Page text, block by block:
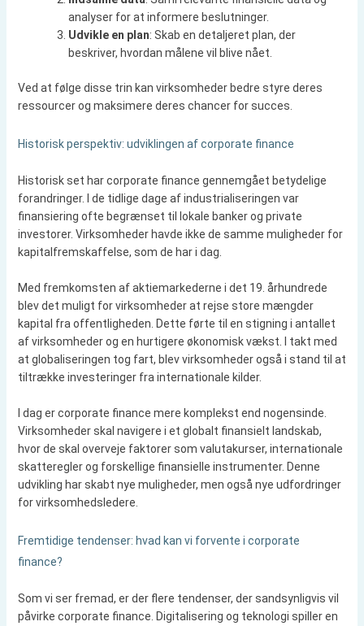
analyser for at informere beslutninger.
Udvikle en plan: Skab en detaljeret plan, der
beskriver, hvordan målene vil blive nået.
Ved at følge disse trin kan virksomheder bedre styre deres
ressourcer og maksimere deres chancer for succes.
Historisk perspektiv: udviklingen af corporate finance
Historisk set har corporate finance gennemgået betydelige
forandringer. I de tidlige dage af industrialiseringen var
finansiering ofte begrænset til lokale banker og private
investorer. Virksomheder havde ikke de samme muligheder for
kapitalfremskaffelse, som de har i dag.
Med fremkomsten af aktiemarkederne i det 19. århundrede
blev det muligt for virksomheder at rejse store mængder
kapital fra offentligheden. Dette førte til en stigning i antallet
af virksomheder og en hurtigere økonomisk vækst. I takt med
at globaliseringen tog fart, blev virksomheder også i stand til at
tiltrække investeringer fra internationale kilder.
I dag er corporate finance mere komplekst end nogensinde.
Virksomheder skal navigere i et globalt finansielt landskab,
hvor de skal overveje faktorer som valutakurser, internationale
skatteregler og forskellige finansielle instrumenter. Denne
udvikling har skabt nye muligheder, men også nye udfordringer
for virksomhedsledere.
Fremtidige tendenser: hvad kan vi forvente i corporate
finance?
Som vi ser fremad, er der flere tendenser, der sandsynligvis vil
påvirke corporate finance. Digitalisering og teknologi spiller en